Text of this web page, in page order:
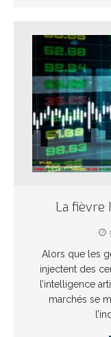
La fièvre
Alors que les
injectent des
l’intelligence
marchés se